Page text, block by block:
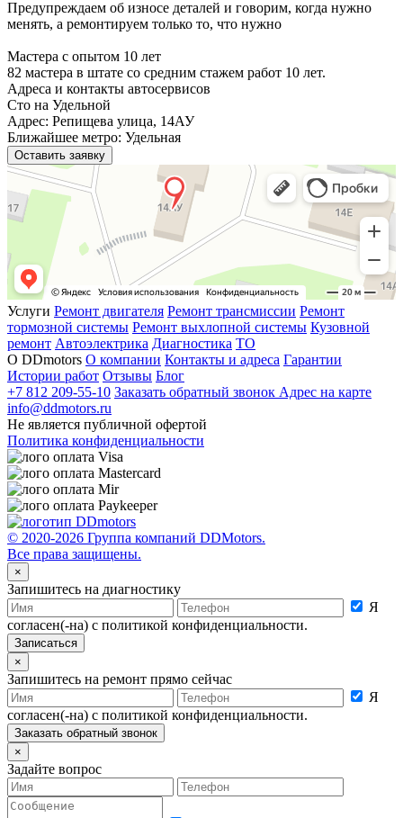
Предупреждаем об износе деталей и говорим, когда нужно
менять, а ремонтируем только то, что нужно
Мастера с опытом 10 лет
82 мастера в штате со средним стажем работ 10 лет.
Адреса и контакты автосервисов
Сто на Удельной
Адрес: Репищева улица, 14АУ
Ближайшее метро: Удельная
Оставить заявку
Услуги Ремонт двигателя Ремонт трансмиссии Ремонт
тормозной системы Ремонт выхлопной системы Кузовной
ремонт Автоэлектрика Диагностика ТО
О DDmotors О компании Контакты и адреса Гарантии
Истории работ Отзывы Блог
+7 812 209-55-10 Заказать обратный звонок Адрес на карте
info@ddmotors.ru
Не является публичной офертой
Политика конфиденциальности
© 2020-2026 Группа компаний DDMotors.
Все права защищены.
×
Запишитесь на диагностику
Я
согласен(-на) с политикой конфиденциальности.
×
Запишитесь на ремонт прямо сейчас
Я
согласен(-на) с политикой конфиденциальности.
×
Задайте вопрос